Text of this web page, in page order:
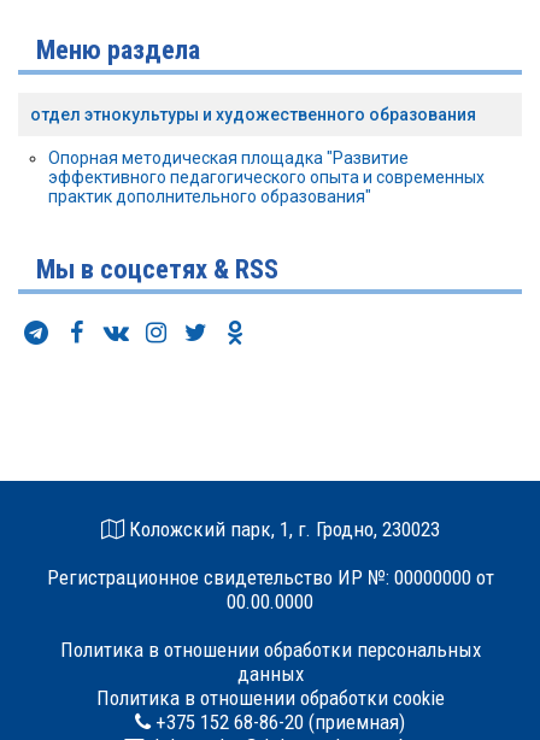
Меню раздела
отдел этнокультуры и художественного образования
Опорная методическая площадка "Развитие
эффективного педагогического опыта и современных
практик дополнительного образования"
Мы в соцсетях & RSS
Коложский парк, 1, г. Гродно, 230023
Регистрационное свидетельство ИР №: 00000000 от
00.00.0000
Политика в отношении обработки персональных
данных
Политика в отношении обработки cookie
+375 152 68-86-20 (приемная)